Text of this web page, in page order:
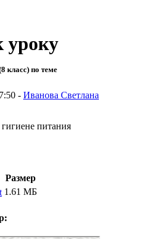
уроку
класс) по теме
- Иванова Светлана
питания
Размер
1.61 МБ